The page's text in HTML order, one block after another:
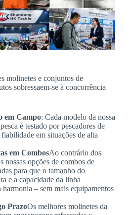
molinetes e conjuntos de
sobressaem-se à concorrência
em Campo: Cada modelo da nossa
é testado por pescadores de
em situações de alta
em CombosAo contrário dos
nossas opções de combos de
para que o tamanho do
e a capacidade da linha
– sem mais equipamentos
PrazoOs melhores molinetes da